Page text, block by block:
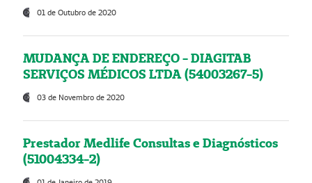
01 de Outubro de 2020
MUDANÇA DE ENDEREÇO - DIAGITAB
SERVIÇOS MÉDICOS LTDA (54003267-5)
03 de Novembro de 2020
Prestador Medlife Consultas e Diagnósticos
(51004334-2)